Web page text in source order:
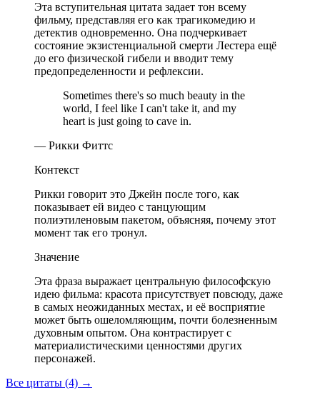
Эта вступительная цитата задает тон всему
фильму, представляя его как трагикомедию и
детектив одновременно. Она подчеркивает
состояние экзистенциальной смерти Лестера ещё
до его физической гибели и вводит тему
предопределенности и рефлексии.
Sometimes there's so much beauty in the
world, I feel like I can't take it, and my
heart is just going to cave in.
— Рикки Фиттс
Контекст
Рикки говорит это Джейн после того, как
показывает ей видео с танцующим
полиэтиленовым пакетом, объясняя, почему этот
момент так его тронул.
Значение
Эта фраза выражает центральную философскую
идею фильма: красота присутствует повсюду, даже
в самых неожиданных местах, и её восприятие
может быть ошеломляющим, почти болезненным
духовным опытом. Она контрастирует с
материалистическими ценностями других
персонажей.
Все цитаты (4) →